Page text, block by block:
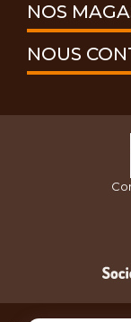
NOS
NOUS